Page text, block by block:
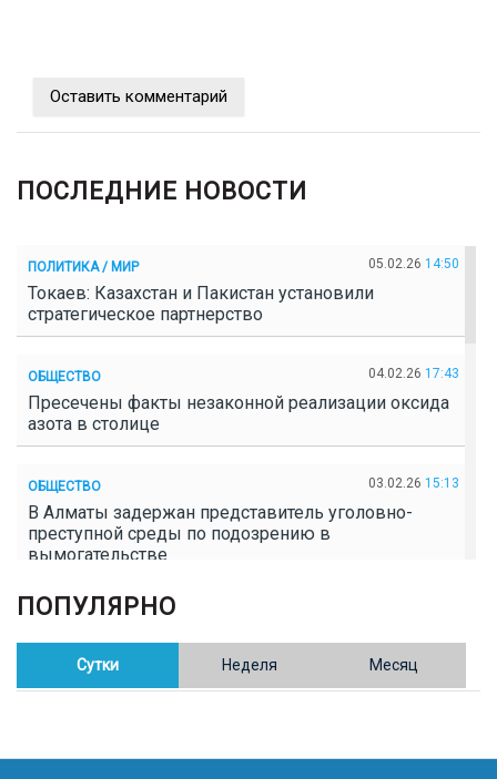
Оставить комментарий
ПОСЛЕДНИЕ НОВОСТИ
ПОЛИТИКА / МИР 05.02.26 14:50
Токаев: Казахстан и Пакистан установили
стратегическое партнерство
ОБЩЕСТВО 04.02.26 17:43
Пресечены факты незаконной реализации оксида
азота в столице
ОБЩЕСТВО 03.02.26 15:13
В Алматы задержан представитель уголовно-
преступной среды по подозрению в
вымогательстве
ОБЩЕСТВО
Полицейские пресекли незаконное выращивание
конопли в Таразе
Казахстан возглавил Договор о зоне, свободной от
ПОПУЛЯРНО
Сутки Неделя Месяц